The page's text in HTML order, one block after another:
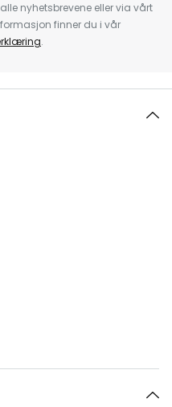
nyhetsbrevene eller via vårt
finner du i vår
.